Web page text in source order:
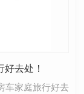
去处！
车家庭旅行好去